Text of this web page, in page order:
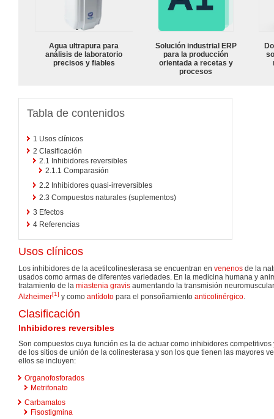
Agua ultrapura para
análisis de laboratorio
precisos y fiables
Solución industrial ERP
para la producción
orientada a recetas y
procesos
Tabla de contenidos
1 Usos clínicos
2 Clasificación
2.1 Inhibidores reversibles
2.1.1 Comparasión
2.2 Inhibidores quasi-irreversibles
2.3 Compuestos naturales (suplementos)
3 Efectos
4 Referencias
Usos clínicos
Los inhibidores de la acetilcolinesterasa se encuentran en venenos de la
usados como armas de diferentes variedades. En la medicina humana y
tratamiento de la miastenia gravis aumentando la transmisión
Alzheimer[1] y como antídoto para el ponsoñamiento anticolinérgico.
Clasificación
Inhibidores reversibles
Son compuestos cuya función es la de actuar como inhibidores
de los sitios de unión de la colinesterasa y son los que tienen las mayores
ellos se incluyen:
Organofosforados
Metrifonato
Carbamatos
Fisostigmina